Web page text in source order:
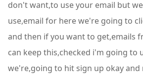
don't want,to use your email but
use,email for here we're going to
and then if you want to get,emails
can keep this,checked i'm going to
we're,going to hit sign up okay and